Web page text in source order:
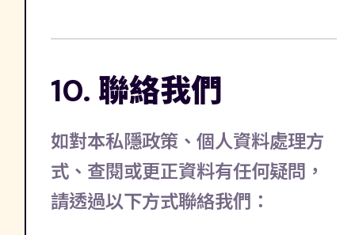
10. 聯絡我們
如對本私隱政策、個人資料處理方
式、查閱或更正資料有任何疑問，
請透過以下方式聯絡我們：